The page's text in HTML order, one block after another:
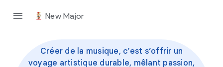
New Major
Créer de la musique, c’est s’offrir un
voyage artistique durable, mêlant passion,